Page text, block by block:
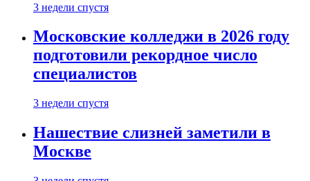
3 недели спустя
Московские колледжи в 2026 году
подготовили рекордное число
специалистов
3 недели спустя
Нашествие слизней заметили в
Москве